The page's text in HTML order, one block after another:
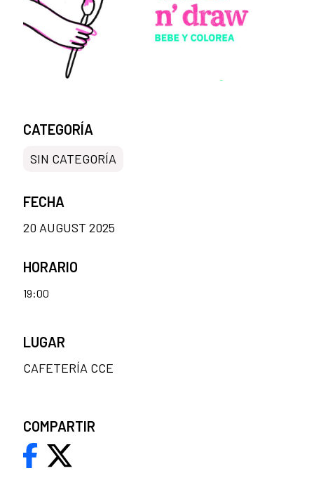
CATEGORÍA
SIN CATEGORÍA
FECHA
20 AUGUST 2025
HORARIO
19:00
LUGAR
CAFETERÍA CCE
COMPARTIR